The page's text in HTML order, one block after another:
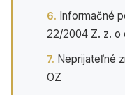
Informačné
22/2004 Z. z. o
Neprijateľné
OZ